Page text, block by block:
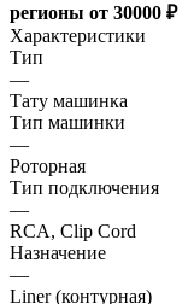
регионы от 30000 ₽
Характеристики
Тип
—
Тату машинка
Тип машинки
—
Роторная
Тип подключения
—
RCA, Clip Cord
Назначение
—
Liner (контурная)